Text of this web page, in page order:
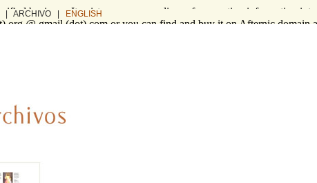
| ARCHIVO | ENGLISH
business. It exists as a compendium of supporting information
org @ gmail (dot) com or you can find and buy it on Afternic domain